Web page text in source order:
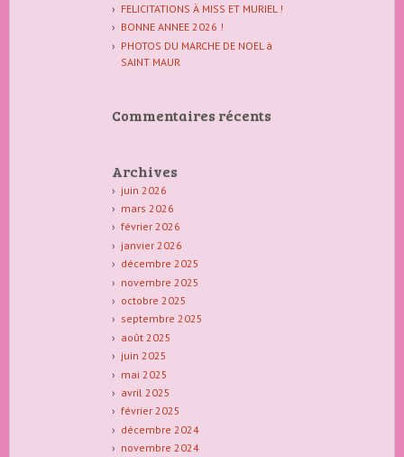
FELICITATIONS À MISS ET MURIEL !
BONNE ANNEE 2026 !
PHOTOS DU MARCHE DE NOEL à
SAINT MAUR
Commentaires récents
Archives
juin 2026
mars 2026
février 2026
janvier 2026
décembre 2025
novembre 2025
octobre 2025
septembre 2025
août 2025
juin 2025
mai 2025
avril 2025
février 2025
décembre 2024
novembre 2024